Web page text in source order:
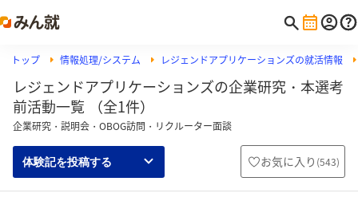
トップ 情報処理/システム レジェンドアプリケーションズの就活情報
レジェンドアプリケーションズの企業研究・本選考
前活動一覧 （全1件）
企業研究・説明会・OBOG訪問・リクルーター面談
体験記を投稿する お気に入り (543)